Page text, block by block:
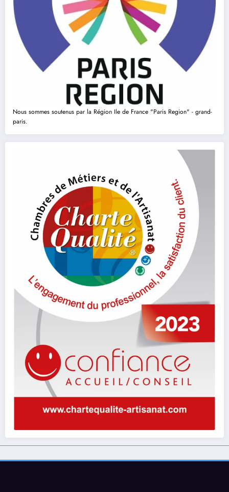
Nous sommes soutenus par la Région Ile de France "Paris Region" - grand-
paris.